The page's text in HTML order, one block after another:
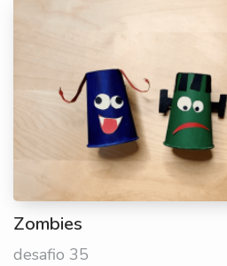
Zombies
desafio 35